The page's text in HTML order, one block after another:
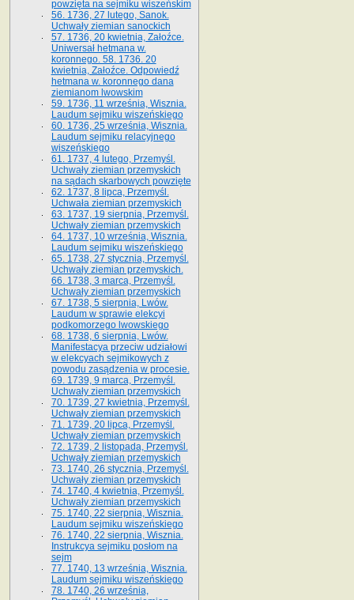
powzięta na sejmiku wiszeńskim
56. 1736, 27 lutego, Sanok.
Uchwały ziemian sanockich
57. 1736, 20 kwietnia, Załoźce.
Uniwersał hetmana w.
koronnego. 58. 1736. 20
kwietnia, Załoźce. Odpowiedź
hetmana w. koronnego dana
ziemianom lwowskim
59. 1736, 11 września, Wisznia.
Laudum sejmiku wiszeńskiego
60. 1736, 25 września, Wisznia.
Laudum sejmiku relacyjnego
wiszeńskiego
61. 1737, 4 lutego, Przemyśl.
Uchwały ziemian przemyskich
na sądach skarbowych powzięte
62. 1737, 8 lipca, Przemyśl.
Uchwała ziemian przemyskich
63. 1737, 19 sierpnia, Przemyśl.
Uchwały ziemian przemyskich
64. 1737, 10 września, Wisznia.
Laudum sejmiku wiszeńskiego
65. 1738, 27 stycznia, Przemyśl.
Uchwały ziemian przemyskich­­.
66. 1738, 3 marca, Przemyśl.
Uchwały ziemian przemyskich­
67. 1738, 5 sierpnia, Lwów.
Laudum w sprawie elekcyi
podkomorzego lwowskiego
68. 1738, 6 sierpnia, Lwów.
Manifestacya przeciw udziałowi
w elekcyach sejmikowych z
powodu zasądzenia w procesie.
69. 1739, 9 marca, Przemyśl.
Uchwały ziemian przemyskich
70. 1739, 27 kwietnia, Przemyśl.
Uchwały ziemian przemyskich
71. 1739, 20 lipca, Przemyśl.
Uchwały ziemian przemyskich
72. 1739, 2 listopada, Przemyśl.
Uchwały ziemian przemyskich
73. 1740, 26 stycznia, Przemyśl.
Uchwały ziemian przemyskich
74. 1740, 4 kwietnia, Przemyśl.
Uchwały ziemian przemyskich
75. 1740, 22 sierpnia, Wisznia.
Laudum sejmiku wiszeńskiego
76. 1740, 22 sierpnia, Wisznia.
Instrukcya sejmiku posłom na
sejm
77. 1740, 13 września, Wisznia.
Laudum sejmiku wiszeńskiego
78. 1740, 26 września,